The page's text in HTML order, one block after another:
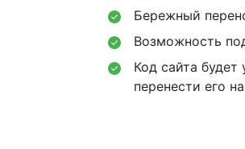
Бережный
Возможность
Код сайта
перенести его